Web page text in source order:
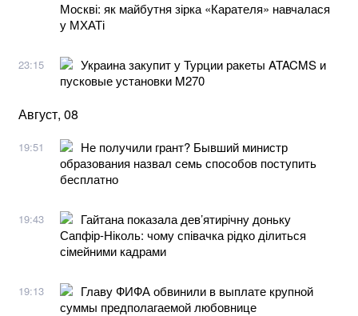
Москві: як майбутня зірка «Карателя» навчалася
у МХАТі
23:15
Украина закупит у Турции ракеты ATACMS и
пусковые установки M270
Август, 08
19:51
Не получили грант? Бывший министр
образования назвал семь способов поступить
бесплатно
19:43
Гайтана показала дев’ятирічну доньку
Сапфір-Ніколь: чому співачка рідко ділиться
сімейними кадрами
19:13
Главу ФИФА обвинили в выплате крупной
суммы предполагаемой любовнице